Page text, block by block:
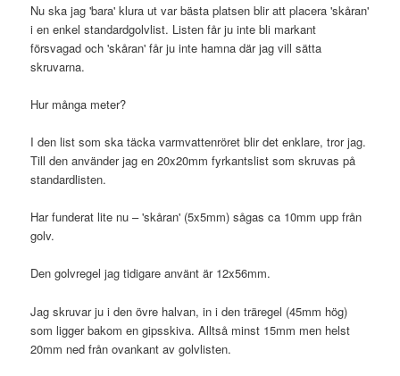
Nu ska jag 'bara' klura ut var bästa platsen blir att placera 'skåran'
i en enkel standardgolvlist. Listen får ju inte bli markant
försvagad och 'skåran' får ju inte hamna där jag vill sätta
skruvarna.
Hur många meter?
I den list som ska täcka varmvattenröret blir det enklare, tror jag.
Till den använder jag en 20x20mm fyrkantslist som skruvas på
standardlisten.
Har funderat lite nu – 'skåran' (5x5mm) sågas ca 10mm upp från
golv.
Den golvregel jag tidigare använt är 12x56mm.
Jag skruvar ju i den övre halvan, in i den träregel (45mm hög)
som ligger bakom en gipsskiva. Alltså minst 15mm men helst
20mm ned från ovankant av golvlisten.